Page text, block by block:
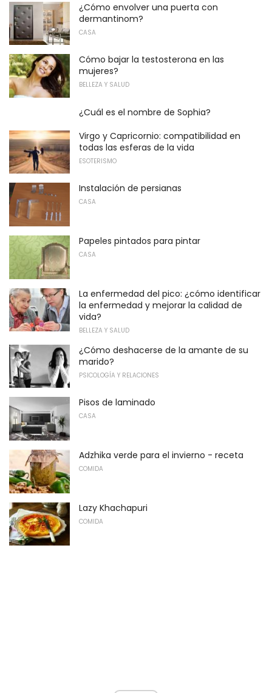
¿Cómo envolver una puerta con
dermantinom?
CASA
Cómo bajar la testosterona en las
mujeres?
BELLEZA Y SALUD
¿Cuál es el nombre de Sophia?
Virgo y Capricornio: compatibilidad en
todas las esferas de la vida
ESOTERISMO
Instalación de persianas
CASA
Papeles pintados para pintar
CASA
La enfermedad del pico: ¿cómo identificar
la enfermedad y mejorar la calidad de
vida?
BELLEZA Y SALUD
¿Cómo deshacerse de la amante de su
marido?
PSICOLOGÍA Y RELACIONES
Pisos de laminado
CASA
Adzhika verde para el invierno - receta
COMIDA
Lazy Khachapuri
COMIDA